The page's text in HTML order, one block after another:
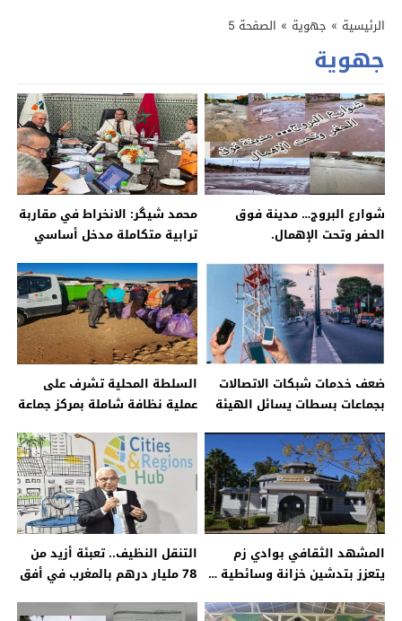
الرئيسية » جهوية » الصفحة 5
جهوية
شوارع البروج… مدينة فوق
الحفر وتحت الإهمال.
محمد شيگر: الانخراط في مقاربة
ترابية متكاملة مدخل أساسي
ضعف خدمات شبكات الاتصالات
بجماعات بسطات يسائل الهيئة
شركات الاتصالات…
السلطة المحلية تشرف على
عملية نظافة شاملة بمركز جماعة
المشهد الثقافي بوادي زم
يتعزز بتدشين خزانة وسائطية …
التنقل النظيف.. تعبئة أزيد من
78 مليار درهم بالمغرب في أفق